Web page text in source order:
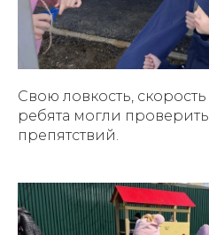
Свою ловкость,
ребята могли
препятствий.